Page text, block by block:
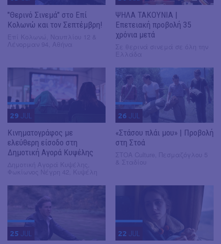
"Θερινό Σινεμά" στο Επί
Κολωνώ και τον Σεπτέμβρη!
ΨΗΛΑ ΤΑΚΟΥΝΙΑ |
Επετειακή προβολή 35
χρόνια μετά
29 JUL
Κινηματογράφος με
ελεύθερη είσοδο στη
Δημοτική Αγορά Κυψέλης
26 JUL
«Στάσου πλάι μου» | Προβολή
στη Στοά
25 JUL 22 JUL